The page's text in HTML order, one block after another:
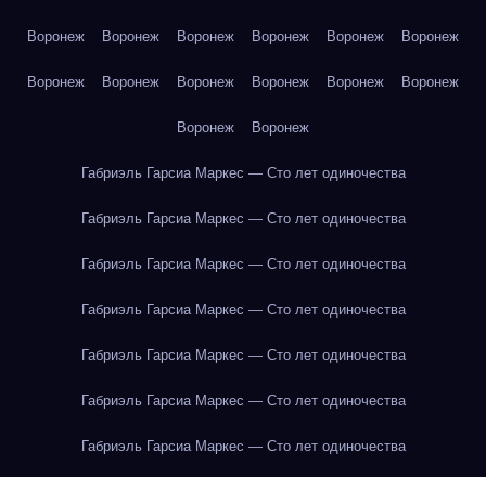
Воронеж Воронеж Воронеж Воронеж Воронеж Воронеж
Воронеж Воронеж Воронеж Воронеж Воронеж Воронеж
Воронеж Воронеж
Габриэль Гарсиа Маркес — Сто лет одиночества
Габриэль Гарсиа Маркес — Сто лет одиночества
Габриэль Гарсиа Маркес — Сто лет одиночества
Габриэль Гарсиа Маркес — Сто лет одиночества
Габриэль Гарсиа Маркес — Сто лет одиночества
Габриэль Гарсиа Маркес — Сто лет одиночества
Габриэль Гарсиа Маркес — Сто лет одиночества